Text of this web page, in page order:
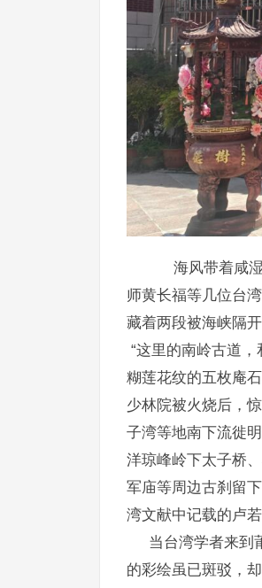
海风带着咸湿
师黄长福等几位台
藏着两段被海峡隔
“这里的南岭古道
糊莲花纹的五枚庵
少林院被火烧后，
子湾等地南下流徙
洋琼峰岭下太子桥
军庙等周边古刹留
湾文献中记载的卢
当台湾学者来到
的彩绘虽已斑驳，